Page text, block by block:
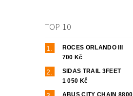
TOP 10
ROCES ORLANDO III
700 Kč
SIDAS TRAIL 3FEET
1 050 Kč
ABUS CITY CHAIN 8800